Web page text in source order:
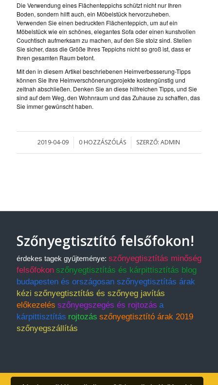
Die Verwendung eines Flächenteppichs schützt nicht nur Ihren
Boden, sondern hilft auch, ein Möbelstück hervorzuheben.
Verwenden Sie einen bedruckten Flächenteppich, um auf ein
Möbelstück wie ein schönes, elegantes Sofa oder einen kunstvollen
Couchtisch aufmerksam zu machen, auf den Sie stolz sind. Stellen
Sie sicher, dass die Größe Ihres Teppichs nicht so groß ist, dass er
Ihren gesamten Raum betont.
Mit den in diesem Artikel beschriebenen Heimverbesserung-Tipps
können Sie Ihre Heimverschönerungprojekte kostengünstig und
zeitnah abschließen. Denken Sie an diese hilfreichen Tipps, und Sie
sind auf dem Weg, den Wohnraum und das Zuhause zu schaffen, das
Sie immer gewünscht haben.
2019-04-09
/ 0 HOZZÁSZÓLÁS
/ SZERZŐ:ADMIN
Szőnyegtisztító felsőfokon!
érdekes tagek gyűjteménye: szőnyegtisztítás minőség
felsőfokon szőnyegtisztítás és kárpittisztítás blog
budapesten és országosan szőnyegtisztítás árak
kézi szőnyegtisztítás és szőnyeg javítás
előkezelés szőnyegszegés és rojtozás a
kárpittisztítás rojtozás szőnyegtisztító árak 2019
szőnyegszállítás